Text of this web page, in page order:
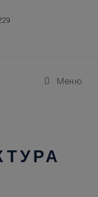
Меню